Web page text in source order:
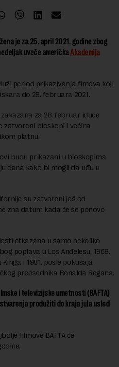
je za 25. april 2021. godine zbog
uveče američkaAkademija
period prikazivanja fimova koji
do 28. februara 2021.
za 28. februar iduće
zatvoreni bioskopi i većina
platnu.
budu prikazani u bioskopima
dana kako bi mogli da uđu u
su zatvoreni još od
zna datum kada će se ponovo
otkazana u samo nekoliko
poplava u Los Anđelesu, 1968.
i 1981. posle pokušaja
predsednika Ronalda Regana.
i televizijske umetnosti (BAFTA)
produžiti do kraja jula usled
filmove BAFTA će